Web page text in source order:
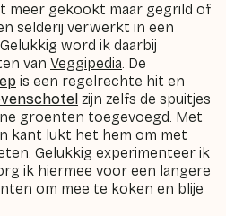
meer gekookt maar gegrild of
selderij verwerkt in een
word ik daarbij
van Veggipedia. De
is een regelrechte hit en
zijn zelfs de spuitjes
groenten toegevoegd. Met
kant lukt het hem om met
Gelukkig experimenteer ik
ik hiermee voor een langere
om mee te koken en blije